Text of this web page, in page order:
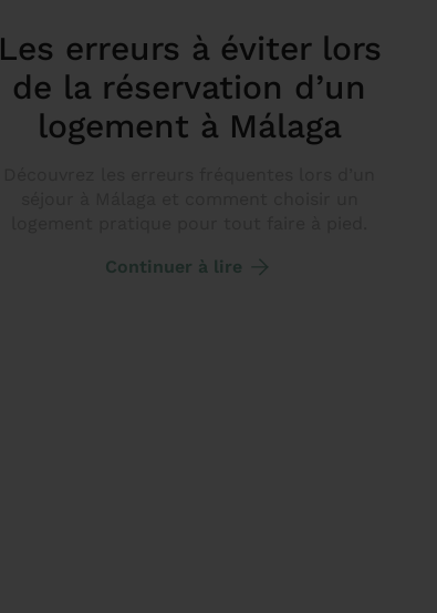
Les erreurs à éviter lors
de la réservation d’un
logement à Málaga
Continuer à lire